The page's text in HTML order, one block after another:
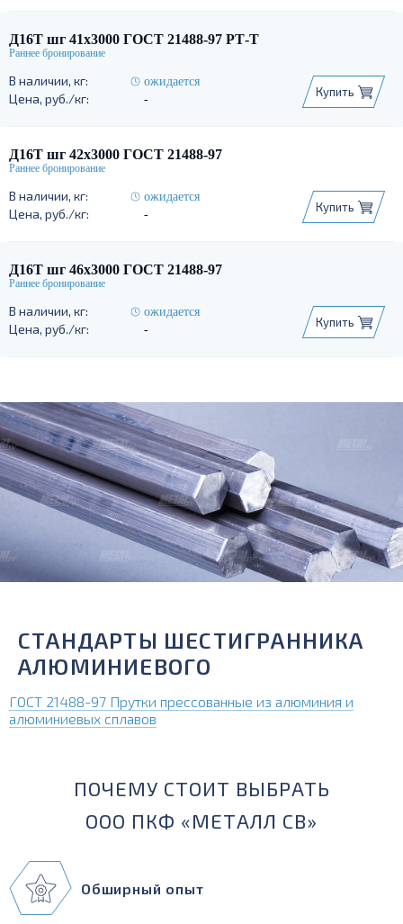
Д16Т шг 41х3000 ГОСТ 21488-97 РТ-Т
ожидается
-
Купить
Д16Т шг 42х3000 ГОСТ 21488-97
ожидается
-
Купить
Д16Т шг 46х3000 ГОСТ 21488-97
ожидается
-
Купить
СТАНДАРТЫ ШЕСТИГРАННИКА
АЛЮМИНИЕВОГО
ГОСТ 21488-97 Прутки прессованные из алюминия и
алюминиевых сплавов
ПОЧЕМУ СТОИТ ВЫБРАТЬ
ООО ПКФ «МЕТАЛЛ СВ»
Обширный опыт